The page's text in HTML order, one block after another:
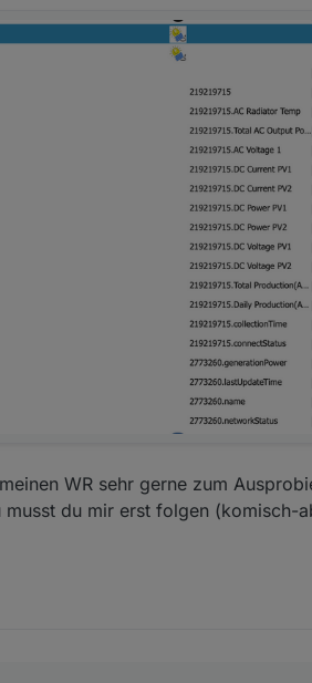
WR sehr gerne zum
musst du mir erst folgen (komisch-